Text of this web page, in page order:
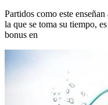
Partidos como este
la que se toma su tiempo,
bonus en